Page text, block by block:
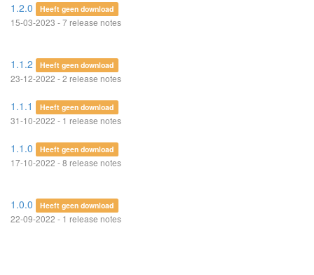
1.2.0 Heeft geen download
15-03-2023 - 7 release notes
1.1.2 Heeft geen download
23-12-2022 - 2 release notes
1.1.1 Heeft geen download
31-10-2022 - 1 release notes
1.1.0 Heeft geen download
17-10-2022 - 8 release notes
1.0.0 Heeft geen download
22-09-2022 - 1 release notes